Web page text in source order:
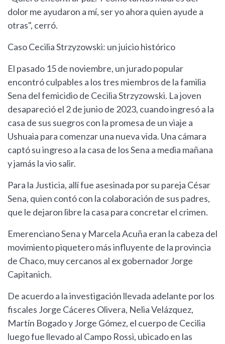
dolor me ayudaron a mí, ser yo ahora quien ayude a
otras", cerró.
Caso Cecilia Strzyzowski: un juicio histórico
El pasado 15 de noviembre, un jurado popular
encontró culpables a los tres miembros de la familia
Sena del femicidio de Cecilia Strzyzowski. La joven
desapareció el 2 de junio de 2023, cuando ingresó a la
casa de sus suegros con la promesa de un viaje a
Ushuaia para comenzar una nueva vida. Una cámara
captó su ingreso a la casa de los Sena a media mañana
y jamás la vio salir.
Para la Justicia, allí fue asesinada por su pareja César
Sena, quien contó con la colaboración de sus padres,
que le dejaron libre la casa para concretar el crimen.
Emerenciano Sena y Marcela Acuña eran la cabeza del
movimiento piquetero más influyente de la provincia
de Chaco, muy cercanos al ex gobernador Jorge
Capitanich.
De acuerdo a la investigación llevada adelante por los
fiscales Jorge Cáceres Olivera, Nelia Velázquez,
Martín Bogado y Jorge Gómez, el cuerpo de Cecilia
luego fue llevado al Campo Rossi, ubicado en las